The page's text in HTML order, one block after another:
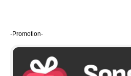
-Promotion-